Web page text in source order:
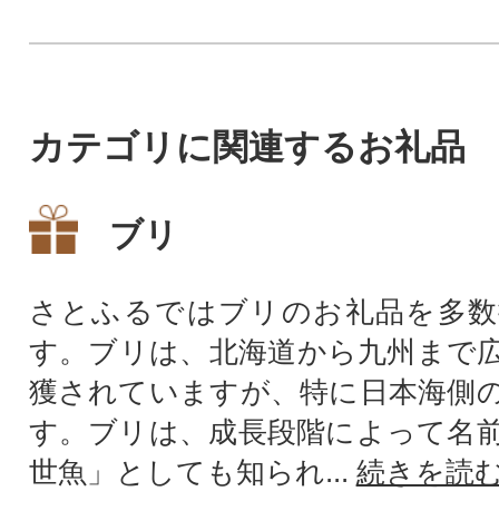
カテゴリに関連するお礼品
ブリ
さとふるではブリのお礼品を多
す。ブリは、北海道から九州まで
獲されていますが、特に日本海側
す。ブリは、成長段階によって名
世魚」としても知られ... 続きを読